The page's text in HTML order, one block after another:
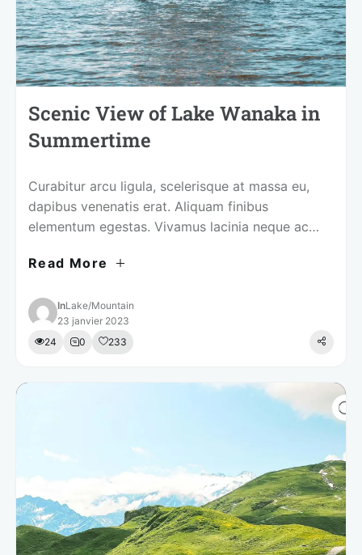
Scenic View of Lake Wanaka in
Summertime
Curabitur arcu ligula, scelerisque at massa eu,
dapibus venenatis erat. Aliquam finibus
elementum egestas. Vivamus lacinia neque ac
Read More
InLake/Mountain
23 janvier 2023
24
0 233